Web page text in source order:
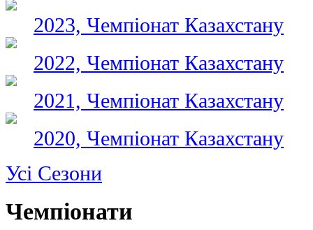
2023, Чемпіонат Казахстану
2022, Чемпіонат Казахстану
2021, Чемпіонат Казахстану
2020, Чемпіонат Казахстану
Усі Сезони
Чемпіонати